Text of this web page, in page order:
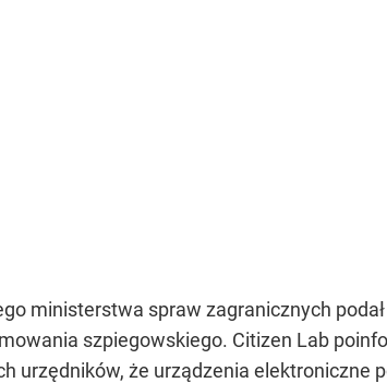
ministerstwa spraw zagranicznych podał
szpiegowskiego. Citizen Lab
urzędników, że urządzenia elektroniczne